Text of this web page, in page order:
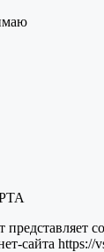
сайта https://